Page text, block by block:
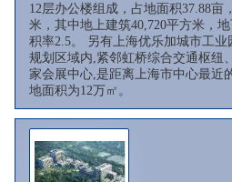
12层办公楼组成，占地面积37.88亩
米，其中地上建筑40,720平方米，
积率2.5。 另有上海优乐加城市工
规划区域内,紧邻虹桥综合交通枢纽
家会展中心,是距离上海市中心最近
地面积为12万㎡。